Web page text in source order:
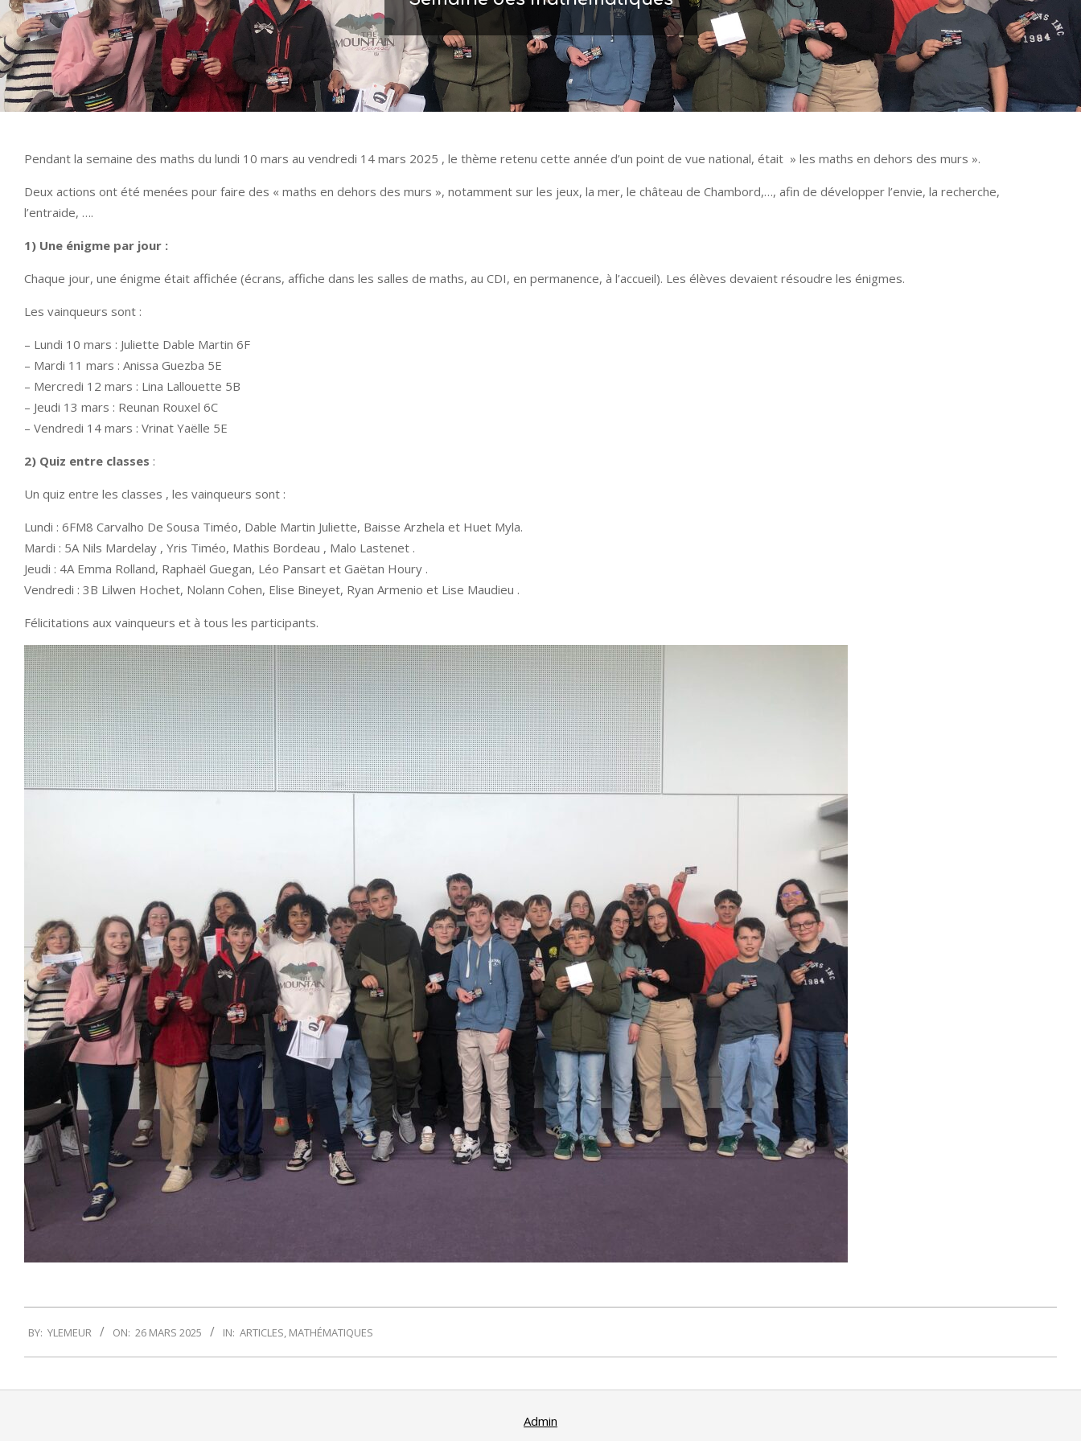
Pendant la semaine des maths du lundi 10 mars au vendredi 14 mars 2025 , le thème retenu cette année d’un point de vue national, était » les maths en dehors des murs ».
Deux actions ont été menées pour faire des « maths en dehors des murs », notamment sur les jeux, la mer, le château de Chambord,…, afin de développer l’envie, la recherche,
l’entraide, ….
1) Une énigme par jour :
Chaque jour, une énigme était affichée (écrans, affiche dans les salles de maths, au CDI, en permanence, à l’accueil). Les élèves devaient résoudre les énigmes.
Les vainqueurs sont :
– Lundi 10 mars : Juliette Dable Martin 6F
– Mardi 11 mars : Anissa Guezba 5E
– Mercredi 12 mars : Lina Lallouette 5B
– Jeudi 13 mars : Reunan Rouxel 6C
– Vendredi 14 mars : Vrinat Yaëlle 5E
2) Quiz entre classes :
Un quiz entre les classes , les vainqueurs sont :
Lundi : 6FM8 Carvalho De Sousa Timéo, Dable Martin Juliette, Baisse Arzhela et Huet Myla.
Mardi : 5A Nils Mardelay , Yris Timéo, Mathis Bordeau , Malo Lastenet .
Jeudi : 4A Emma Rolland, Raphaël Guegan, Léo Pansart et Gaëtan Houry .
Vendredi : 3B Lilwen Hochet, Nolann Cohen, Elise Bineyet, Ryan Armenio et Lise Maudieu .
Félicitations aux vainqueurs et à tous les participants.
03-
26
BY: YLEMEUR ON: 26 MARS 2025 IN: ARTICLES, MATHÉMATIQUES
Admin